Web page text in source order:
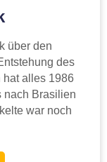
über den
des
hat alles 1986
nach Brasilien
war noch